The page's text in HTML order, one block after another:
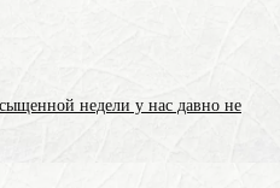
недели у нас давно не